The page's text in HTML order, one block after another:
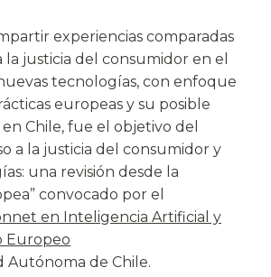
experiencias comparadas
la justicia del consumidor en el
tecnologías, con enfoque
europeas y su posible
Chile, fue el objetivo del
a la justicia del consumidor y
una revisión desde la
convocado por el
en Inteligencia Artificial y
Europeo
Autónoma de Chile.